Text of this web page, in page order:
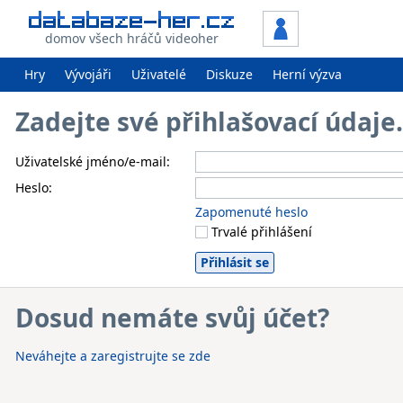
domov všech hráčů videoher
Hry Vývojáři Uživatelé Diskuze Herní výzva
Zadejte své přihlašovací
Uživatelské jméno/e-mail:
Heslo:
Zapomenuté heslo
Trvalé přihlášení
Dosud nemáte svůj účet?
Neváhejte a zaregistrujte se zde